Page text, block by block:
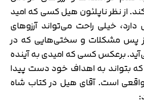
از نظر ناپلئون هیل کسی که امید
خیلی راحت می‌تواند آرزوهای
پس مشکلات و سختی‌هایی که در
برعکس کسی که امیدی به آینده
که بتواند به اهداف خود دست پیدا
واقعی است. آقای هیل در کتاب شاه